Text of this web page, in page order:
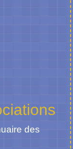
des